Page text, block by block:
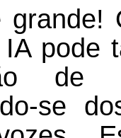
grande!
pode
de
se